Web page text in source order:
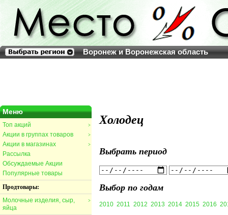
Воронеж и Воронежская область
Меню
>
Топ акций
>
Акции в группах товаров
>
Акции в магазинах
Рассылка
Обсуждаемые Акции
Популярные товары
Продтовары:
>
Молочные изделия, сыр,
яйца
Холодец
Выбрать период
Выбор по годам
2010 2011 2012 2013 2014 2015 2016